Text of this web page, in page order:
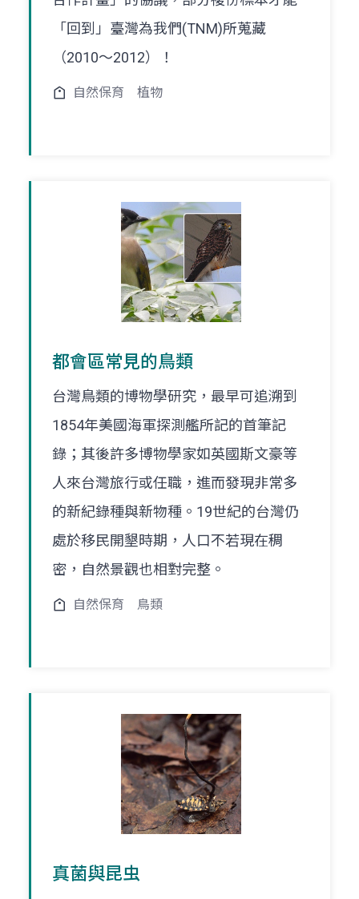
「回到」臺灣為我們(TNM)所蒐藏
（2010～2012）！
自然保育 植物
都會區常見的鳥類
台灣鳥類的博物學研究，最早可追溯到
1854年美國海軍探測艦所記的首筆記
錄；其後許多博物學家如英國斯文豪等
人來台灣旅行或任職，進而發現非常多
的新紀錄種與新物種。19世紀的台灣仍
處於移民開墾時期，人口不若現在稠
密，自然景觀也相對完整。
自然保育 鳥類
真菌與昆虫